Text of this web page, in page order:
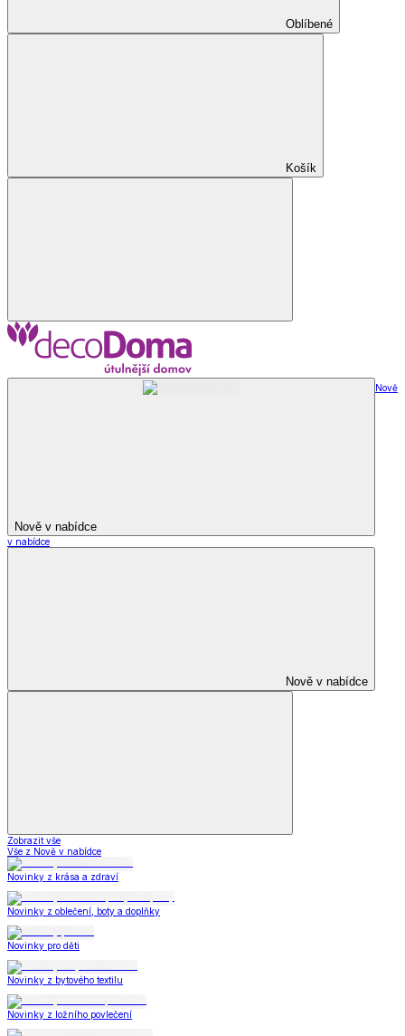
Oblíbené
Košík
Nově v nabídce
Nově
v nabídce
Nově v nabídce
Zobrazit vše
Vše z Nově v nabídce
Novinky z krása a zdraví
Novinky z oblečení, boty a doplňky
Novinky pro děti
Novinky z bytového textilu
Novinky z ložního povlečení